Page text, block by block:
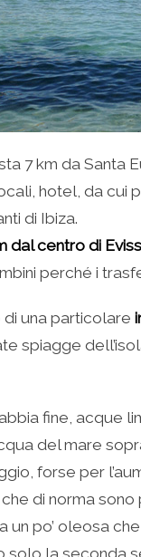
7 km da Santa
hotel, da
di Ibiza.
dal centro di
perché i
di una particolare
spiagge
fine, acque
del mare
forse per
di norma sono
po’ oleosa
la seconda